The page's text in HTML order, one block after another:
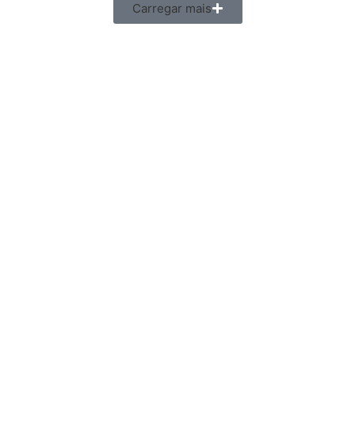
Carregar mais